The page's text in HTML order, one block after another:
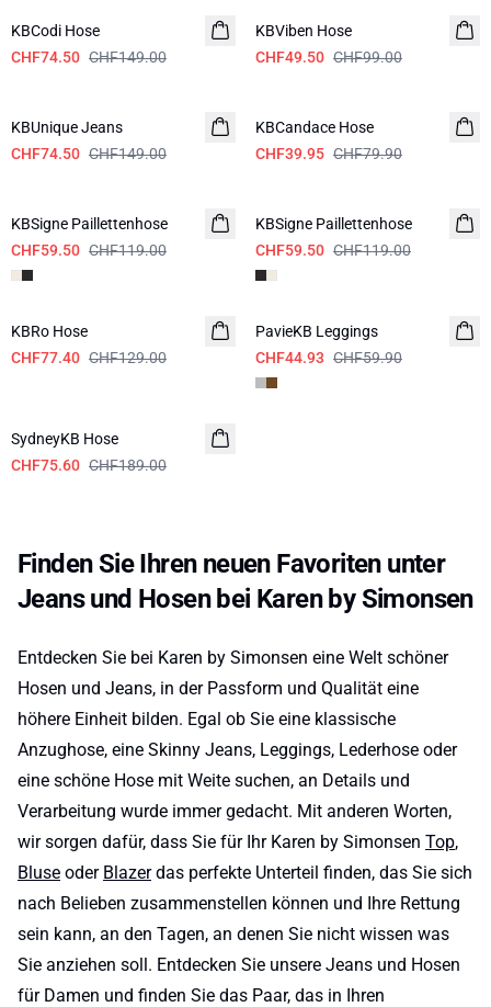
KBCodi Hose
CHF74.50 CHF149.00
KBViben Hose
CHF49.50 CHF99.00
KBUnique Jeans
CHF74.50 CHF149.00
KBCandace Hose
CHF39.95 CHF79.90
KBSigne Paillettenhose
CHF59.50 CHF119.00
KBSigne Paillettenhose
CHF59.50 CHF119.00
-40%
KBRo Hose
CHF77.40 CHF129.00
SALE
PavieKB Leggings
CHF44.93 CHF59.90
SydneyKB Hose
CHF75.60 CHF189.00
Finden Sie Ihren neuen Favoriten unter
Jeans und Hosen bei Karen by Simonsen
Entdecken Sie bei Karen by Simonsen eine Welt schöner
Hosen und Jeans, in der Passform und Qualität eine
höhere Einheit bilden. Egal ob Sie eine klassische
Anzughose, eine Skinny Jeans, Leggings, Lederhose oder
eine schöne Hose mit Weite suchen, an Details und
Verarbeitung wurde immer gedacht. Mit anderen Worten,
wir sorgen dafür, dass Sie für Ihr Karen by Simonsen Top,
Bluse oder Blazerdas perfekte Unterteil finden, das Sie sich
nach Belieben zusammenstellen können und Ihre Rettung
sein kann, an den Tagen, an denen Sie nicht wissen was
Sie anziehen soll. Entdecken Sie unsere Jeans und Hosen
für Damen und finden Sie das Paar, das in Ihren